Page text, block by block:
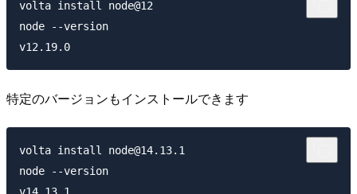
volta install node@12
node --version
特定のバージョンもインストールできます
volta install node@14.13.1
node --version